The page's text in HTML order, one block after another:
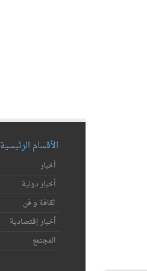
الأقسام الرئيسية
أخبار
أخبار دولية
ثقافة و فن
أخبار إقتصادية
المجتمع